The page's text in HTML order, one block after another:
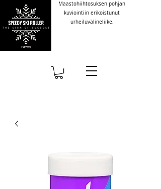
Maastohiihtosuksen pohjan
kuviointiin erikoistunut
urheiluvälineliike.